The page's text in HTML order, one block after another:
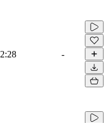
2:28 -